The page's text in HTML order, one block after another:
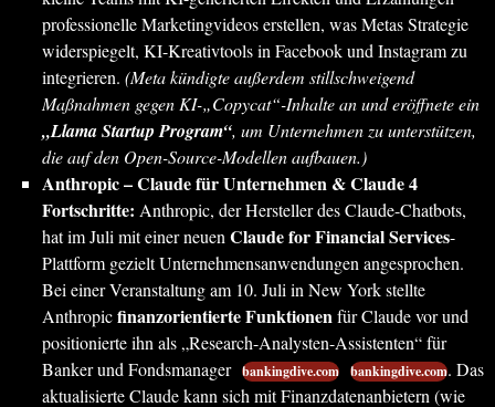
professionelle Marketingvideos erstellen, was Metas Strategie
widerspiegelt, KI-Kreativtools in Facebook und Instagram zu
integrieren. (Meta kündigte außerdem stillschweigend
Maßnahmen gegen KI-„Copycat“-Inhalte an und eröffnete ein
„Llama Startup Program“, um Unternehmen zu unterstützen,
die auf den Open-Source-Modellen aufbauen.)
Anthropic – Claude für Unternehmen & Claude 4
Fortschritte: Anthropic, der Hersteller des Claude-Chatbots,
hat im Juli mit einer neuen Claude for Financial Services-
Plattform gezielt Unternehmensanwendungen angesprochen.
Bei einer Veranstaltung am 10. Juli in New York stellte
Anthropicfinanzorientierte Funktionenfür Claude vor und
positionierte ihn als „Research-Analysten-Assistenten“ für
Banker und Fondsmanager bankingdive.com bankingdive.com. Das
aktualisierte Claude kann sich mit Finanzdatenanbietern (wie